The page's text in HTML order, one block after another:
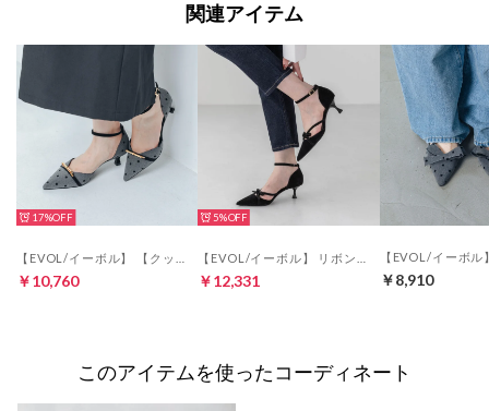
関連アイテム
17%
￥10,760
5%
￥12,331 ￥8,910
このアイテムを使ったコーディネート